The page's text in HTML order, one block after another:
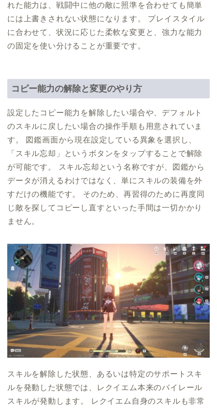
れた能力は、戦闘中に他の敵に照準を合わせても簡単
には上書きされない状態になります。 プレイスタイル
に合わせて、状況に応じた柔軟な変更と、強力な能力
の固定を使い分けることが重要です。
コピー能力の解除と変更のやり方
設定したコピー能力を解除したい場合や、デフォルト
のスキルに戻したい場合の操作手順も用意されていま
す。 図鑑画面から現在設定している異象を選択し、
「スキル忘却」というボタンをタップすることで解除
が可能です。 スキル忘却という名称ですが、図鑑から
データが消えるわけではなく、単にスキルの装備を外
すだけの機能です。 そのため、再習得のために再度同
じ敵を探してコピーし直すといった手間は一切かかり
ません。
スキルを解除した状態、あるいは特定のサポートスキ
ルを発動した状態では、レクイエム本来のバイレール
スキルが発動します。 レクイエム自身のスキルも非常